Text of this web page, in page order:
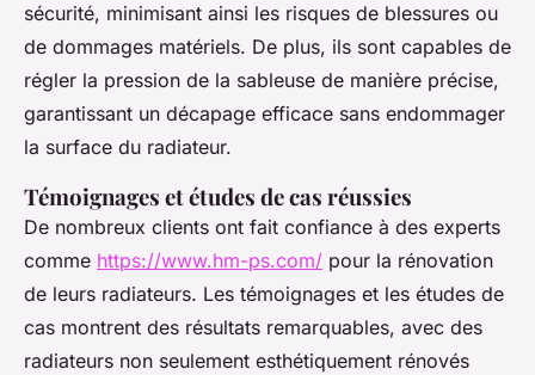
sécurité, minimisant ainsi les risques de blessures ou
de dommages matériels. De plus, ils sont capables de
régler la pression de la sableuse de manière précise,
garantissant un décapage efficace sans endommager
la surface du radiateur.
Témoignages et études de cas réussies
De nombreux clients ont fait confiance à des experts
comme https://www.hm-ps.com/ pour la rénovation
de leurs radiateurs. Les témoignages et les études de
cas montrent des résultats remarquables, avec des
radiateurs non seulement esthétiquement rénovés